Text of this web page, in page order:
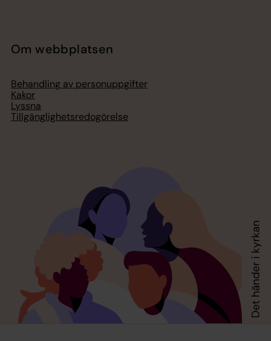
Om webbplatsen
Behandling av personuppgifter
Kakor
Lyssna
Tillgänglighetsredogörelse